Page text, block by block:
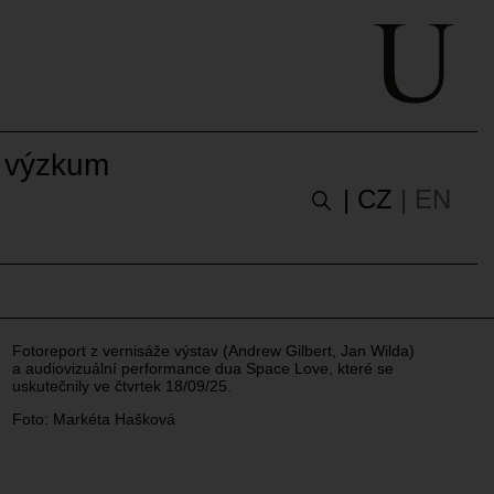
| CZ | EN
Fotoreport z vernisáže výstav (Andrew Gilbert, Jan Wilda)
a audiovizuální performance dua Space Love, které se
uskutečnily ve čtvrtek 18/09/25.
Foto: Markéta Hašková